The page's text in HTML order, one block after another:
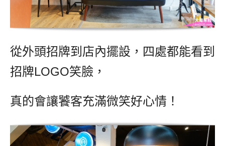
從外頭招牌到店內擺設，四處都能看到
招牌LOGO笑臉，
真的會讓饕客充滿微笑好心情！